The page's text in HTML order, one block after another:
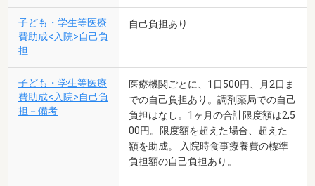
子ども・学生等医療
費助成<入院>自己負
担
自己負担あり
子ども・学生等医療
費助成<入院>自己負
担－備考
医療機関ごとに、1日500円、月2日ま
での自己負担あり。調剤薬局での自己
負担はなし。1ヶ月の合計限度額は2,5
00円。限度額を超えた場合、超えた
額を助成。 入院時食事療養費の標準
負担額の自己負担あり。